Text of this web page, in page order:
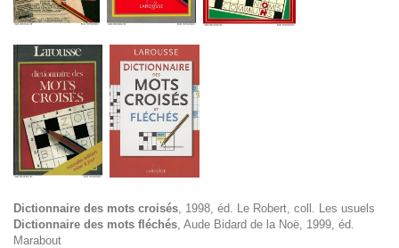
Dictionnaire des mots croisés, 1998, éd. Le Robert, coll. Les usuels
Dictionnaire des mots fléchés, Aude Bidard de la Noë, 1999, éd.
Marabout